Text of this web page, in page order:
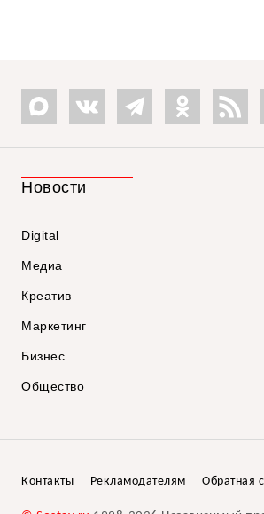
Новости
Digital
Медиа
Креатив
Маркетинг
Бизнес
Общество
Контакты Рекламодателям Обратная